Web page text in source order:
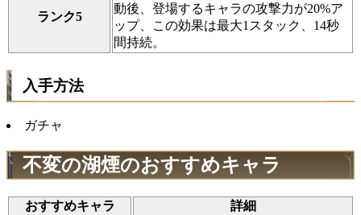
ランク5
動後、登場するキャラの攻撃力が20%ア
ップ、この効果は最大1スタック、14秒
間持続。
入手方法
ガチャ
不変の湖煙のおすすめキャラ
おすすめキャラ 詳細